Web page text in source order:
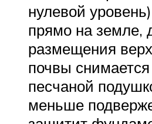
нулевой
прямо на земле,
размещения
почвы
песчаной
меньше